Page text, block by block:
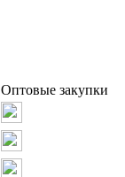
Оптовые закупки